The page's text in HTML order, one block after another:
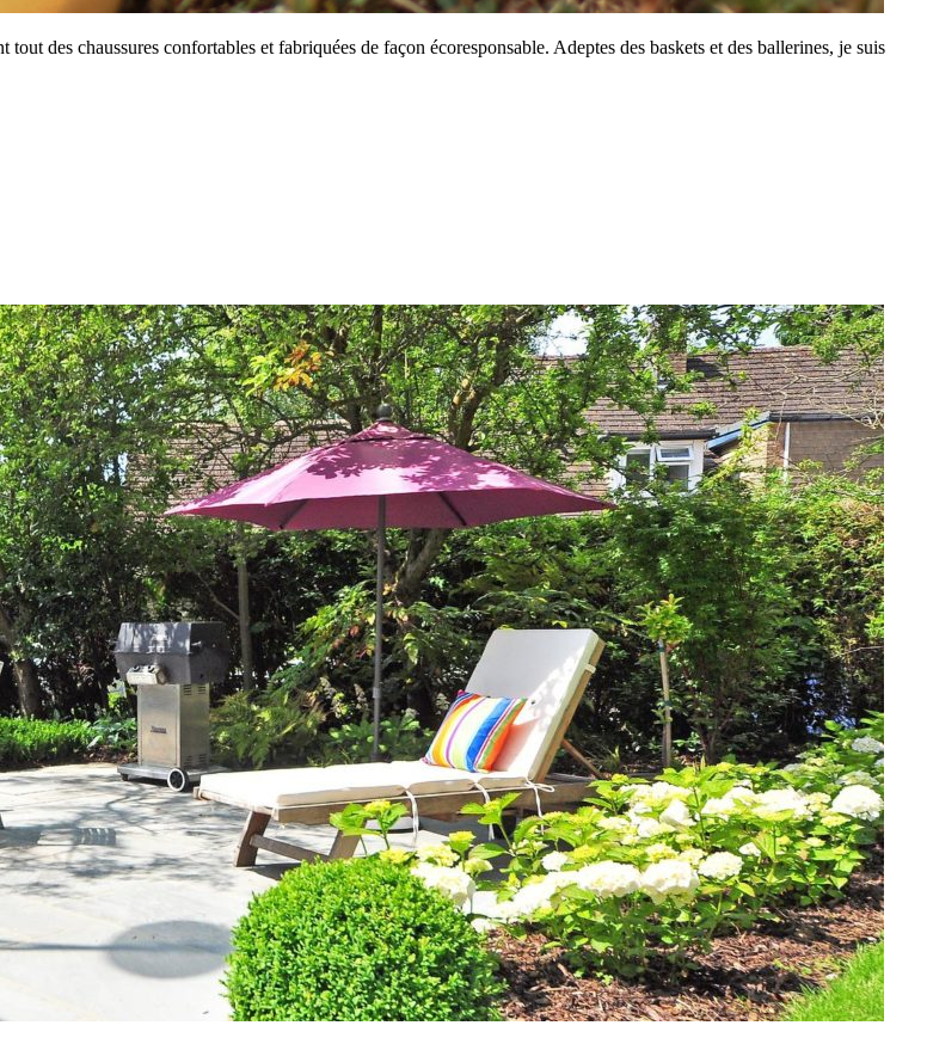
des chaussures confortables et fabriquées de façon écoresponsable. Adeptes des baskets et des ballerines, je suis